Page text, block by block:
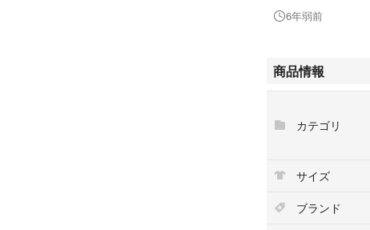
6年弱前
商品情報
カテゴリ
サイズ
ブランド